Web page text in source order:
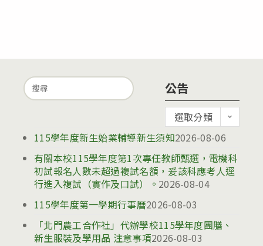
Search
for:
公告
告
選取分類
115學年度新生始業輔導新生須知2026-08-06
有關本校115學年度第1次專任教師甄選，電機科
初試報名人數未超過複試名額，爰該科應考人逕
行進入複試（實作及口試）。 2026-08-04
115學年度第一學期行事曆2026-08-03
「北門農工合作社」代辦學校115學年度團膳、
新生服裝及學用品 注意事項2026-08-03